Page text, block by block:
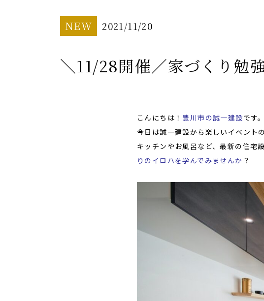
NEW 2021/11/20
＼11/28開催／家づくり勉
こんにちは！ 豊川市の誠一建設です。
今日は誠一建設から楽しいイベント
キッチンやお風呂など、最新の住宅
りのイロハを学んでみませんか ？